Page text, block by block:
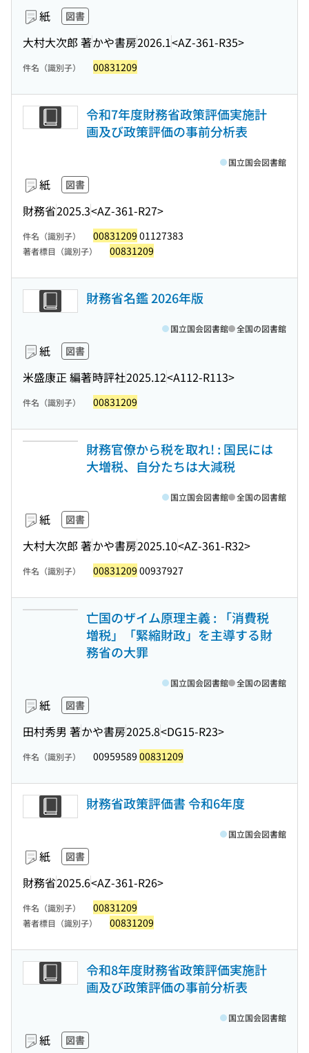
紙 図書
大村大次郎 著かや書房2026.1<AZ-361-R35>
件名（識別子） 00831209
令和7年度財務省政策評価実施計
画及び政策評価の事前分析表
紙 図書
財務省2025.3<AZ-361-R27>
国立国会図書館
件名（識別子） 00831209 01127383
著者標目（識別子） 00831209
財務省名鑑 2026年版
紙 図書
米盛康正 編著時評社2025.12<A112-R113>
国立国会図書館 全国の図書館
件名（識別子） 00831209
財務官僚から税を取れ! : 国民には
大増税、自分たちは大減税
紙 図書
大村大次郎 著かや書房2025.10<AZ-361-R32>
国立国会図書館 全国の図書館
件名（識別子） 00831209 00937927
亡国のザイム原理主義 : 「消費税
増税」「緊縮財政」を主導する財
務省の大罪
紙 図書
田村秀男 著かや書房2025.8<DG15-R23>
国立国会図書館 全国の図書館
件名（識別子） 00959589 00831209
財務省政策評価書 令和6年度
紙 図書
財務省2025.6<AZ-361-R26>
国立国会図書館
件名（識別子） 00831209
著者標目（識別子） 00831209
令和8年度財務省政策評価実施計
画及び政策評価の事前分析表
紙 図書
国立国会図書館